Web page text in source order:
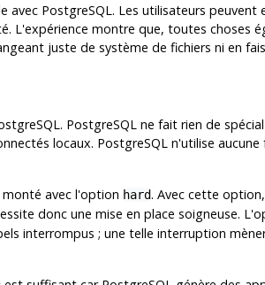
avec PostgreSQL. Les utilisateurs peuvent
L'expérience montre que, toutes choses
juste de système de fichiers ni en
. PostgreSQL ne fait rien de
locaux. PostgreSQL n'utilise
avec l'option hard. Avec cette
donc une mise en place soigneuse.
interrompus ; une telle interruption